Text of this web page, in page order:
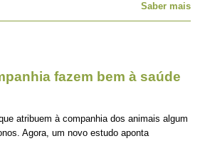
Saber mais
fazem bem à saúde
atribuem à companhia dos animais algum
Agora, um novo estudo aponta